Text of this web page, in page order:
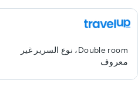
Double room، نوع السرير غير
معروف